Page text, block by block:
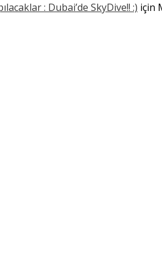
: Dubai’de SkyDive!! :) için